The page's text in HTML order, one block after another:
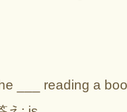
___ reading a